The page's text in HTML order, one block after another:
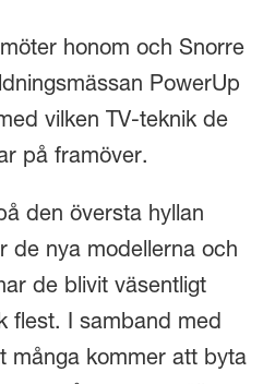
honom och Snorre
PowerUp
vilken TV-teknik de
på framöver.
den översta hyllan
de nya modellerna och
de blivit väsentligt
flest. I samband med
många kommer att byta